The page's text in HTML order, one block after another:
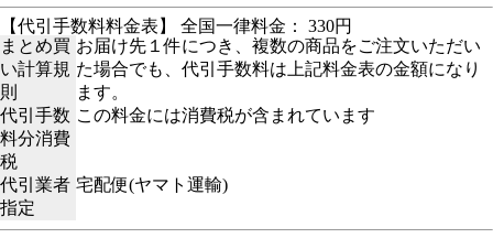
【代引手数料料金表】 全国一律料金： 330円
まとめ買
い計算規
則
お届け先１件につき、複数の商品をご注文いただい
た場合でも、代引手数料は上記料金表の金額になり
ます。
代引手数
料分消費
税
この料金には消費税が含まれています
代引業者
指定
宅配便(ヤマト運輸)